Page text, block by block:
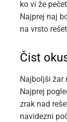
ko vi že
Najprej naj
na vrsto
Čist
Najboljši žar
Najprej
zrak nad
navidezni